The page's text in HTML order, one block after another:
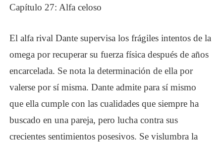
Capítulo 27: Alfa celoso
El alfa rival Dante supervisa los frágiles intentos de la
omega por recuperar su fuerza física después de años
encarcelada. Se nota la determinación de ella por
valerse por sí misma. Dante admite para sí mismo
que ella cumple con las cualidades que siempre ha
buscado en una pareja, pero lucha contra sus
crecientes sentimientos posesivos. Se vislumbra la